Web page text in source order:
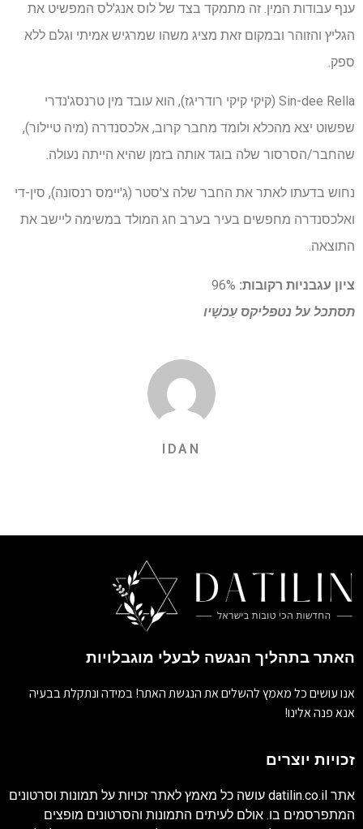
ענף עבודות המין. זה מתמקד בצד של לוס אנג'לס המפשיט את
הגליץ והזוהר ובמקום זאת מציג משהו שמרגיש אמיתי וגלם ללא
ספק.
Sin-dee Rella (קיקי קיקי רודריגז), הוא עובד מין טרנסג'נדרי
שפשוט יצא מהכלא ולומד מחבר קרוב, אלכסנדרה (מיה טיילור),
שהחבר/הסרסור שלה בוגד אותה בזמן שהיא הייתה נעולה.
נחוש בדעתו לאתר את החבר שלה צ'סטר (ג'יימס רנסונה), סין-די
ואלכסנדרה מחפשים בעיר בערב חג המולד במשימה ליישב את
התוצאה.
ציון עגבניות רקובות: 96%
תסתכל על נטפליקס עַכשָׁיו
IDAN
האתר בתהליך הנגשה לבעלי מוגבלויות
אנו עושים כל מאמץ להשלים את הנגשת האתר! במידה ונתקלת בבעיה
אנא פנה אלינו!
זכויות יוצרים
אתר datilin.co.il עושה כל מאמץ לאתר זכויות על תמונות וסרטונים
המתפרסמים בו. אולם לעיתים התמונות והסרטונים מופצים